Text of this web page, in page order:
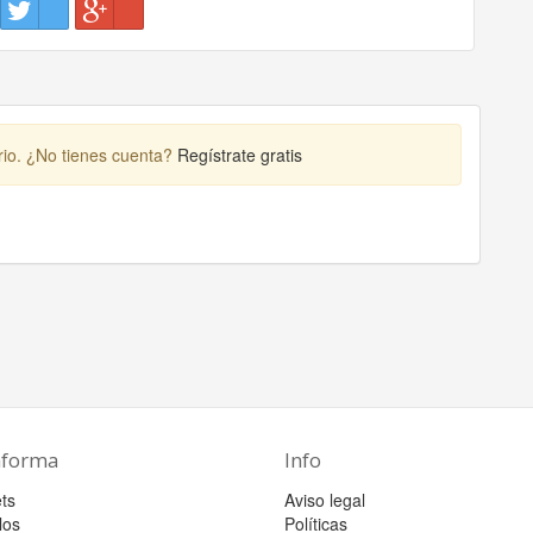
¿No tienes cuenta? Regístrate gratis
Info
Aviso legal
Políticas